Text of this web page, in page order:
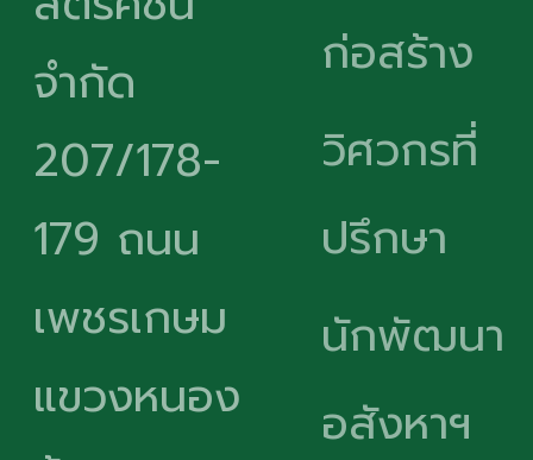
จำกัด
207/178-
179 ถนน
เพชรเกษม
แขวงหนอง
ก่อสร้าง
วิศวกรที่
ปรึกษา
นักพัฒนา
อสังหาฯ